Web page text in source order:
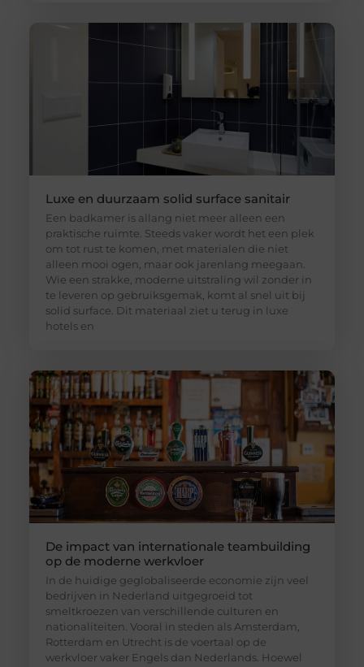
Luxe en duurzaam solid surface sanitair
Een badkamer is allang niet meer alleen een
praktische ruimte. Steeds vaker wordt het een plek
om tot rust te komen, met materialen die niet
alleen mooi ogen, maar ook jarenlang meegaan.
Wie een strakke, moderne uitstraling wil zonder in
te leveren op gebruiksgemak, komt al snel uit bij
solid surface. Dit materiaal ziet u terug in luxe
hotels en
De impact van internationale teambuilding
op de moderne werkvloer
In de huidige geglobaliseerde economie zijn veel
bedrijven in Nederland uitgegroeid tot
smeltkroezen van verschillende culturen en
nationaliteiten. Vooral in steden als Amsterdam,
Rotterdam en Utrecht is de voertaal op de
werkvloer vaker Engels dan Nederlands. Hoewel